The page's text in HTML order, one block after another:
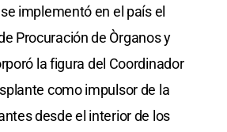
implementó en el país el
Procuración de Òrganos y
la figura del Coordinador
como impulsor de la
desde el interior de los